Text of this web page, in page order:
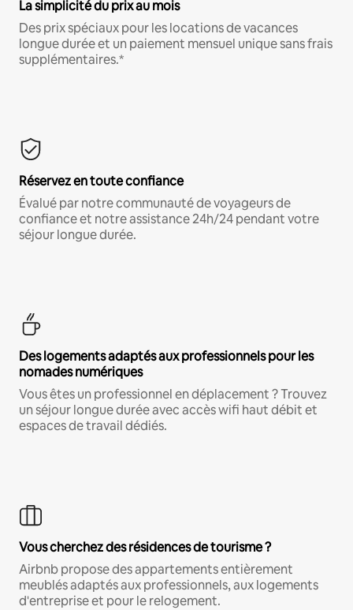
La simplicité du prix au mois
Des prix spéciaux pour les locations de vacances
longue durée et un paiement mensuel unique sans frais
supplémentaires.*
Réservez en toute confiance
Évalué par notre communauté de voyageurs de
confiance et notre assistance 24h/24 pendant votre
séjour longue durée.
Des logements adaptés aux professionnels pour les
nomades numériques
Vous êtes un professionnel en déplacement ? Trouvez
un séjour longue durée avec accès wifi haut débit et
espaces de travail dédiés.
Vous cherchez des résidences de tourisme ?
Airbnb propose des appartements entièrement
meublés adaptés aux professionnels, aux logements
d'entreprise et pour le relogement.